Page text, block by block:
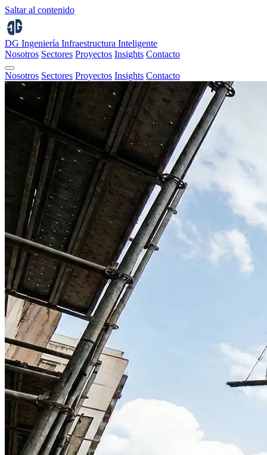
Saltar al contenido
DG Ingeniería Infraestructura Inteligente
Nosotros Sectores Proyectos Insights Contacto
Nosotros Sectores Proyectos Insights Contacto